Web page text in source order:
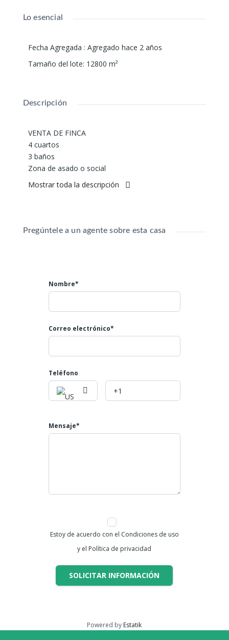
Lo esencial
Fecha Agregada : Agregado hace 2 años
Tamaño del lote: 12800 m²
Descripción
VENTA DE FINCA
4 cuartos
3 baños
Zona de asado o social
Iglesia pequeña
Área construida: 380 metros cuadrados construidos
Cuenta con Agua y Energía
Celulares: 3045866793
Mostrar toda la descripción
Pregúntele a un agente sobre esta casa
Nombre*
Correo electrónico*
Teléfono
Mensaje*
Estoy de acuerdo con el Condiciones de uso
y el Política de privacidad
SOLICITAR INFORMACIÓN
Powered by Estatik